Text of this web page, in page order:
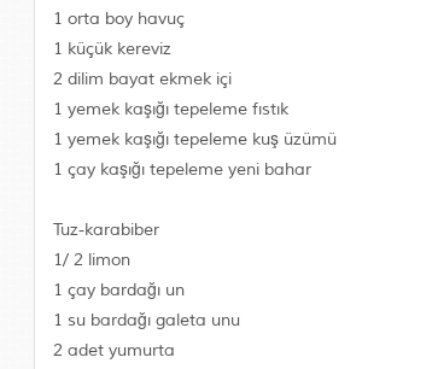
1 orta boy havuç
1 küçük kereviz
2 dilim bayat ekmek içi
1 yemek kaşığı tepeleme fıstık
1 yemek kaşığı tepeleme kuş üzümü
1 çay kaşığı tepeleme yeni bahar
Tuz-karabiber
1/ 2 limon
1 çay bardağı un
1 su bardağı galeta unu
2 adet yumurta